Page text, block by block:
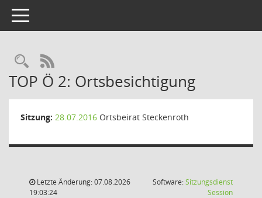
Toggle navigation
Rechercheauswahl
RSS-Feed
TOP Ö 2: Ortsbesichtigung
Sitzung: 28.07.2016 Ortsbeirat Steckenroth
Letzte Änderung: 07.08.2026
19:03:24
Software:Sitzungsdienst
Session(Wird in